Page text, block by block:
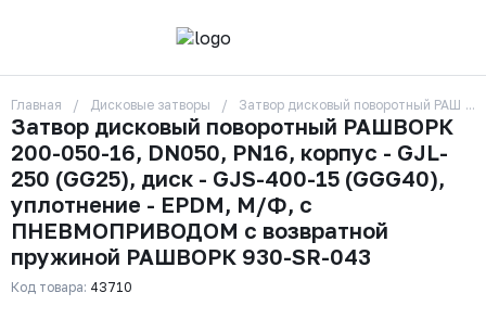
О компании
Контакты
Бренды
Отзывы
Сотрудники
Вакансии
Доставка
Оплата
Вопрос-ответ
Главная Дисковые затворы Затвор дисковый поворотный
Затвор дисковый поворотный РАШВОРК
200-050-16, DN050, PN16, корпус - GJL-
250 (GG25), диск - GJS-400-15 (GGG40),
уплотнение - EPDM, М/Ф, с
ПНЕВМОПРИВОДОМ с возвратной
пружиной РАШВОРК 930-SR-043
Код товара: 43710